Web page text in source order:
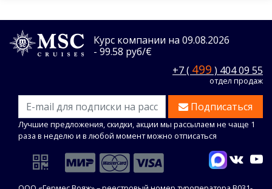
Курс компании на 09.08.2026
- 99.58 руб/€
+7 ( 499 ) 404 09 55
отдел продаж
Подписаться
Лучшие предложения, скидки, акции мы рассылаем не чаще 1
раза в неделю и в любой момент можно отписаться